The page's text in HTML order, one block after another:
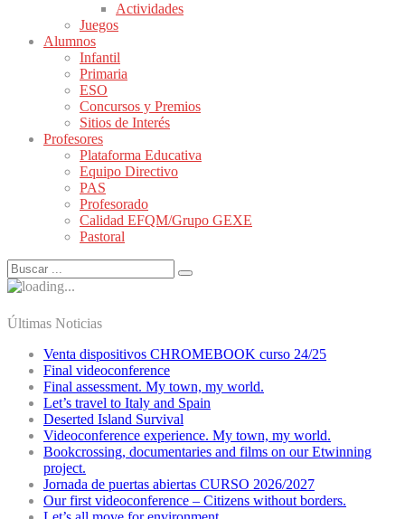
Actividades
Juegos
Alumnos
Infantil
Primaria
ESO
Concursos y Premios
Sitios de Interés
Profesores
Plataforma Educativa
Equipo Directivo
PAS
Profesorado
Calidad EFQM/Grupo GEXE
Pastoral
Últimas Noticias
Venta dispositivos CHROMEBOOK curso 24/25
Final videoconference
Final assessment. My town, my world.
Let’s travel to Italy and Spain
Deserted Island Survival
Videoconference experience. My town, my world.
Bookcrossing, documentaries and films on our Etwinning
project.
Jornada de puertas abiertas CURSO 2026/2027
Our first videoconference – Citizens without borders.